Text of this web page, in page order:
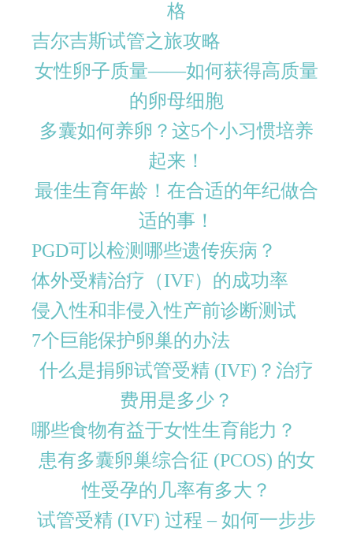
格
吉尔吉斯试管之旅攻略
女性卵子质量——如何获得高质量
的卵母细胞
多囊如何养卵？这5个小习惯培养
起来！
最佳生育年龄！在合适的年纪做合
适的事！
PGD​​可以检测哪些遗传疾病？
体外受精治疗（IVF）的成功率
侵入性和非侵入性产前诊断测试
7个巨能保护卵巢的办法
什么是捐卵试管受精 (IVF)？治疗
费用是多少？
哪些食物有益于女性生育能力？
患有多囊卵巢综合征 (PCOS) 的女
性受孕的几率有多大？
试管受精 (IVF) 过程 – 如何一步步